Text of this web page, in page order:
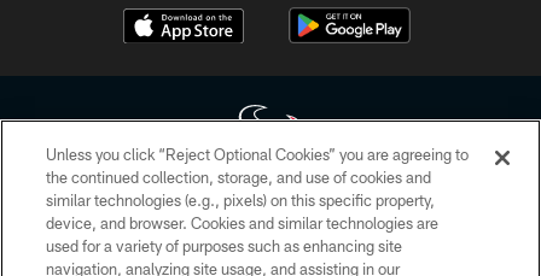
Copyright © 2026 Houston Texans. All rights reserved. No portion of
HoustonTexans.com may be duplicated, redistributed or manipulated in any
form. By accessing any information beyond this page, you agree to abide by
the HoustonTexans.com Privacy Policy, Code of Conduct, and Terms and
Unless you click “Reject Optional Cookies” you are agreeing to
the continued collection, storage, and use of cookies and
similar technologies (e.g., pixels) on this specific property,
device, and browser. Cookies and similar technologies are
used for a variety of purposes such as enhancing site
navigation, analyzing site usage, and assisting in our